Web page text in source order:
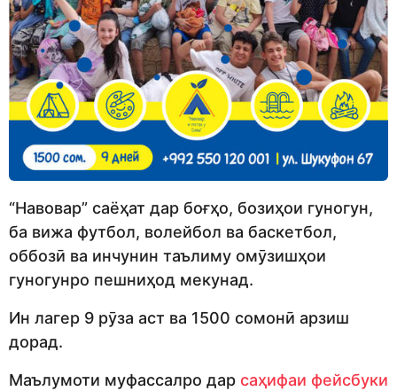
“Навовар” саёҳат дар боғҳо, бозиҳои гуногун,
ба вижа футбол, волейбол ва баскетбол,
оббозӣ ва инчунин таълиму омӯзишҳои
гуногунро пешниҳод мекунад.
Ин лагер 9 рӯза аст ва 1500 сомонӣ арзиш
дорад.
Маълумоти муфассалро дар саҳифаи фейсбуки